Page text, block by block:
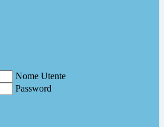
Nome Utente
Password